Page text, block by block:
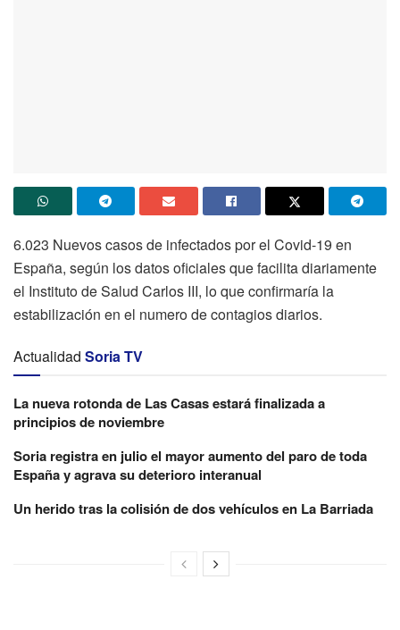
6.023 Nuevos casos de infectados por el Covid-19 en
España, según los datos oficiales que facilita diariamente
el Instituto de Salud Carlos III, lo que confirmaría la
estabilización en el numero de contagios diarios.
Actualidad Soria TV
La nueva rotonda de Las Casas estará finalizada a
principios de noviembre
Soria registra en julio el mayor aumento del paro de toda
España y agrava su deterioro interanual
Un herido tras la colisión de dos vehículos en La Barriada